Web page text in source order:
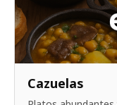
Cazuelas